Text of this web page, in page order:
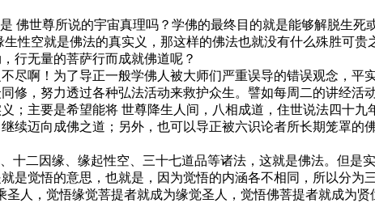
佛世尊所说的宇宙真理吗？学佛的最终目的就是能够解脱生死
性空就是佛法的真实义，那这样的佛法也就没有什么殊胜可贵
行无量的菩萨行而成就佛道呢？
啊！为了导正一般学佛人被大师们严重误导的错误观念，平
，努力透过各种弘法活动来救护众生。譬如每周二的讲经活
；主要是希望能将 世尊降生人间，八相成道，住世说法四十九
迈向成佛之道；另外，也可以导正被六识论者所长期笼罩的
二因缘、缘起性空、三十七道品等诸法，这就是佛法。但是
觉悟的意思，也就是，因为觉悟的内涵各不相同，所以分为
人，觉悟缘觉菩提者就成为缘觉圣人，觉悟佛菩提者就成为